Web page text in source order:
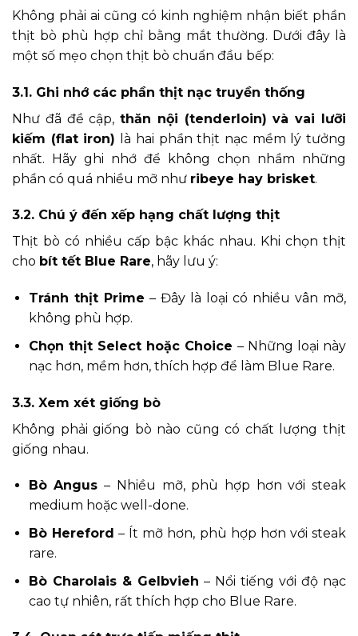
Không phải ai cũng có kinh nghiệm nhận biết phần
thịt bò phù hợp chỉ bằng mắt thường. Dưới đây là
một số mẹo chọn thịt bò chuẩn đầu bếp:
3.1. Ghi nhớ các phần thịt nạc truyền thống
Như đã đề cập,thăn nội (tenderloin) và vai lưỡi
kiếm (flat iron) là hai phần thịt nạc mềm lý tưởng
nhất. Hãy ghi nhớ để không chọn nhầm những
phần có quá nhiều mỡ như ribeye hay brisket.
3.2. Chú ý đến xếp hạng chất lượng thịt
Thịt bò có nhiều cấp bậc khác nhau. Khi chọn thịt
cho bít tết Blue Rare, hãy lưu ý:
Tránh thịt Prime – Đây là loại có nhiều vân mỡ,
không phù hợp.
Chọn thịt Select hoặc Choice – Những loại này
nạc hơn, mềm hơn, thích hợp để làm Blue Rare.
3.3. Xem xét giống bò
Không phải giống bò nào cũng có chất lượng thịt
giống nhau.
Bò Angus – Nhiều mỡ, phù hợp hơn với steak
medium hoặc well-done.
Bò Hereford – Ít mỡ hơn, phù hợp hơn với steak
rare.
Bò Charolais & Gelbvieh – Nổi tiếng với độ nạc
cao tự nhiên, rất thích hợp cho Blue Rare.